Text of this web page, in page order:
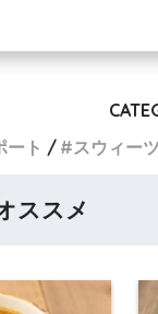
ート スウィーツ
ススメ